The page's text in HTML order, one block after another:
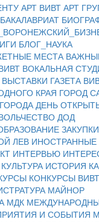
АРТ ВИВТ АРТ
БАКАЛАВРИАТ
БЛОГ_НАУКА
МЕСТА
ВОКАЛЬНАЯ
ВЫСТАВКИ ГАЗЕТА
КРАЯ ГОРОД
ДЕНЬ
ДОД
ЗАКУПКИ
ЛЕВ ИНОСТРАННЫЕ
ИНТЕРВЬЮ
ИСТОРИЯ
КОНКУРСЫ ВИВТ
МАЙНОР
МДК
И СОБЫТИЯ